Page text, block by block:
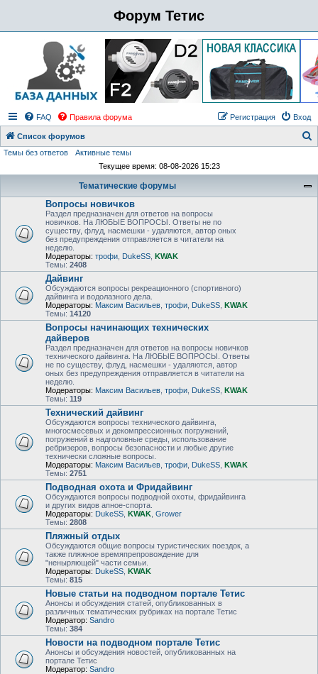
Форум Тетис
FAQ Правила форума Вход
Регистрация
Список форумов
Темы без ответов
Активные темы
Текущее время: 08-08-2026 15:23
Тематические форумы
Вопросы новичков
Раздел предназначен для ответов на вопросы
новичков. На ЛЮБЫЕ ВОПРОСЫ. Ответы не по
существу, флуд, насмешки - удаляются, автор оных
без предупреждения отправляется в читатели на
неделю.
Модераторы: трофи DukeSS KWAK
Темы: 2408
Дайвинг
Обсуждаются вопросы рекреационного (спортивного)
дайвинга и водолазного дела.
Модераторы: Максим Васильев трофи DukeSS KWAK
Темы: 14120
Вопросы начинающих технических
дайверов
Раздел предназначен для ответов на вопросы новичков
технического дайвинга. На ЛЮБЫЕ ВОПРОСЫ. Ответы
не по существу, флуд, насмешки - удаляются, автор
оных без предупреждения отправляется в читатели на
неделю.
Модераторы: Максим Васильев трофи DukeSS KWAK
Темы: 119
Технический дайвинг
Обсуждаются вопросы технического дайвинга,
многосмесевых и декомпрессионных погружений,
погружений в надголовные среды, использование
ребризеров, вопросы безопасности и любые другие
технически сложные вопросы.
Модераторы: Максим Васильев трофи DukeSS KWAK
Темы: 2751
Подводная охота и Фридайвинг
Обсуждаются вопросы подводной охоты, фридайвинга
и других видов апное-спорта.
Модераторы: DukeSS KWAK Grower
Темы: 2808
Пляжный отдых
Обсуждаются общие вопросы туристических поездок, а
также пляжное времяпрепровождение для
"неныряющей" части семьи.
Модераторы: DukeSS KWAK
Темы: 815
Новые статьи на подводном портале Тетис
Анонсы и обсуждения статей, опубликованных в
различных тематических рубриках на портале Тетис
Модератор: Sandro
Темы: 384
Новости на подводном портале Тетис
Анонсы и обсуждения новостей, опубликованных на
портале Тетис
Модератор: Sandro